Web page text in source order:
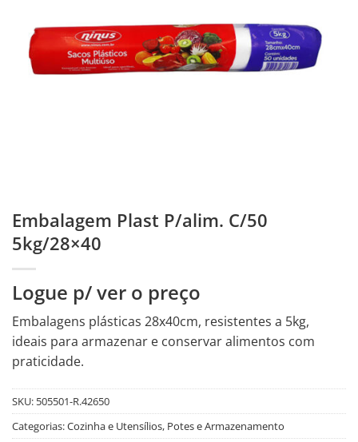
Embalagem Plast P/alim. C/50
5kg/28×40
Logue p/ ver o preço
Embalagens plásticas 28x40cm, resistentes a 5kg,
ideais para armazenar e conservar alimentos com
praticidade.
SKU: 505501-R.42650
Categorias:Cozinha e Utensílios, Potes e Armazenamento